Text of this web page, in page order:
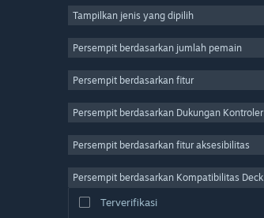
MMO
Indie
Kasual
Simulasi
Produksi Video
Pengeditan Foto
Tampilkan jenis yang dipilih
Persempit berdasarkan jumlah pemain
Persempit berdasarkan fitur
Persempit berdasarkan Dukungan Kontroler
Persempit berdasarkan fitur aksesibilitas
Persempit berdasarkan Kompatibilitas Deck
Terverifikasi